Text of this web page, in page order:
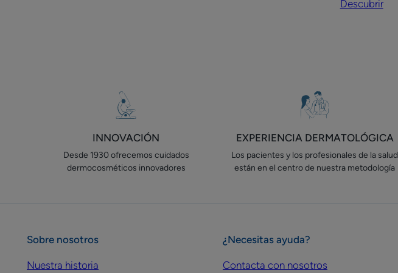
DS
Descubrir
INNOVACIÓN
Desde 1930 ofrecemos cuidados
dermocosméticos innovadores
EXPERIENCIA DERMATOLÓGICA
Los pacientes y los profesionales de la salud
están en el centro de nuestra metodología
Sobre nosotros
Nuestra historia
¿Necesitas ayuda?
Contacta con nosotros